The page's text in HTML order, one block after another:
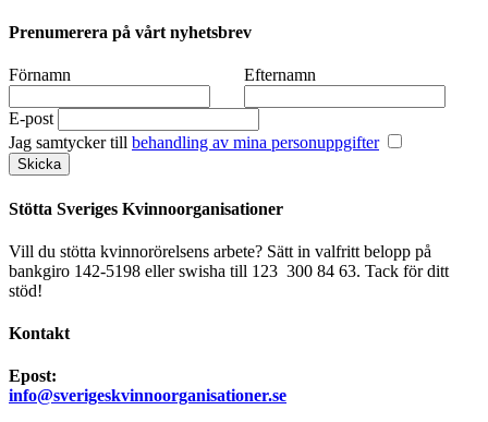
Prenumerera på vårt nyhetsbrev
Förnamn Efternamn
E-post
Jag samtycker till behandling av mina personuppgifter
Stötta Sveriges Kvinnoorganisationer
Vill du stötta kvinnorörelsens arbete? Sätt in valfritt belopp på
bankgiro 142-5198 eller swisha till 123 300 84 63. Tack för ditt
stöd!
Kontakt
Epost:
info@sverigeskvinnoorganisationer.se